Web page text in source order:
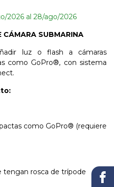
2026 al 28/ago/2026
CÁMARA SUBMARINA
luz o flash a cámaras
como GoPro®, con sistema
como GoPro® (requiere
tengan rosca de trípode